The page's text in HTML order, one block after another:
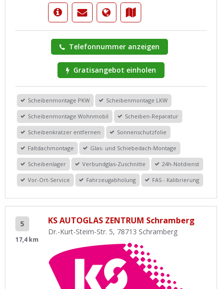
Telefonnummer anzeigen
Gratisangebot einholen
Scheibenmontage PKW Scheibenmontage LKW
Scheibenmontage Wohnmobil Scheiben-Reparatur
Scheibenkratzer entfernen Sonnenschutzfolie
Faltdachmontage Glas- und Schiebedach-Montage
Scheibenlager Verbundglas-Zuschnitte 24h-Notdienst
Vor-Ort-Service Fahrzeugabholung FAS - Kalibrierung
5
17,4 km
KS AUTOGLAS ZENTRUM Schramberg
Dr.-Kurt-Steim-Str. 5, 78713 Schramberg